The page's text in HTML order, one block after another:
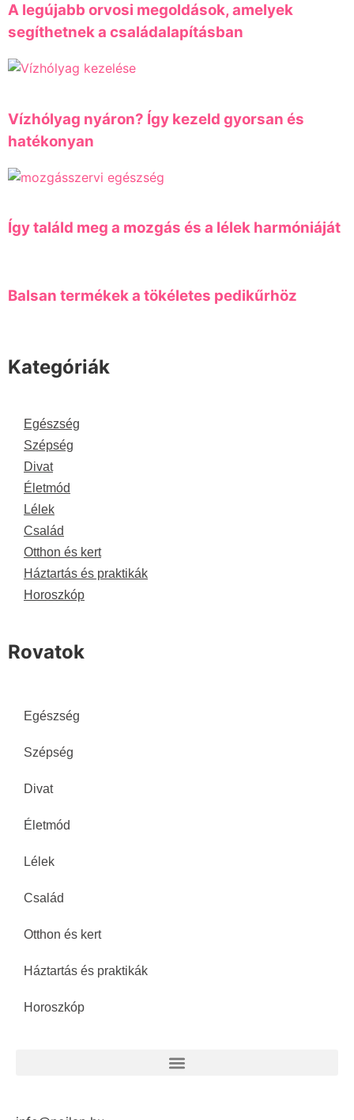
A legújabb orvosi megoldások, amelyek
segíthetnek a családalapításban
Vízhólyag nyáron? Így kezeld gyorsan és
hatékonyan
Így találd meg a mozgás és a lélek harmóniáját
Balsan termékek a tökéletes pedikűrhöz
Kategóriák
Egészség
Szépség
Divat
Életmód
Lélek
Család
Otthon és kert
Háztartás és praktikák
Horoszkóp
Rovatok
Egészség
Szépség
Divat
Életmód
Lélek
Család
Otthon és kert
Háztartás és praktikák
Horoszkóp